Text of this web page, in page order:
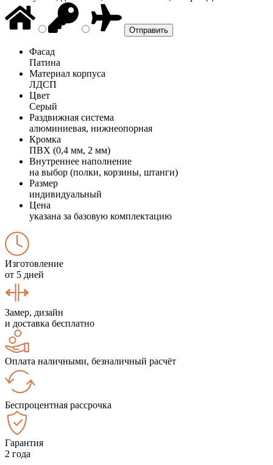
Фасад
Патина
Материал корпуса
ЛДСП
Цвет
Серый
Раздвижная система
алюминиевая, нижнеопорная
Кромка
ПВХ (0,4 мм, 2 мм)
Внутреннее наполнение
на выбор (полки, корзины, штанги)
Размер
индивидуальный
Цена
указана за базовую комплектацию
Изготовление
от 5 дней
Замер, дизайн
и доставка бесплатно
Оплата наличными, безналичный расчёт
Беспроцентная рассрочка
Гарантия
2 года